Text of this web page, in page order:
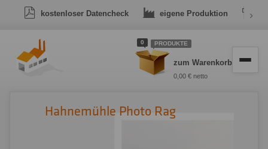
kostenloser Datencheck eigene Produktion ›
0 PRODUKTE
zum Warenkorb
0,00 € netto
Hahnemühle Photo Rag